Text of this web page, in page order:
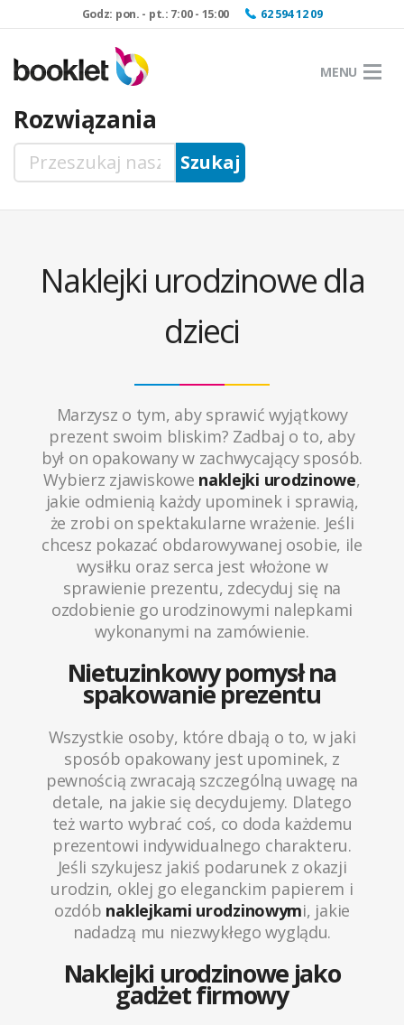
Godz: pon. - pt.: 7:00 - 15:00 62 594 12 09
MENU
Rozwiązania
Naklejki urodzinowe dla
dzieci
Marzysz o tym, aby sprawić wyjątkowy
prezent swoim bliskim? Zadbaj o to, aby
był on opakowany w zachwycający sposób.
Wybierz zjawiskowe naklejki urodzinowe,
jakie odmienią każdy upominek i sprawią,
że zrobi on spektakularne wrażenie. Jeśli
chcesz pokazać obdarowywanej osobie, ile
wysiłku oraz serca jest włożone w
sprawienie prezentu, zdecyduj się na
ozdobienie go urodzinowymi nalepkami
wykonanymi na zamówienie.
Nietuzinkowy pomysł na
spakowanie prezentu
Wszystkie osoby, które dbają o to, w jaki
sposób opakowany jest upominek, z
pewnością zwracają szczególną uwagę na
detale, na jakie się decydujemy. Dlatego
też warto wybrać coś, co doda każdemu
prezentowi indywidualnego charakteru.
Jeśli szykujesz jakiś podarunek z okazji
urodzin, oklej go eleganckim papierem i
ozdób naklejkami urodzinowymi, jakie
nadadzą mu niezwykłego wyglądu.
Naklejki urodzinowe jako
gadżet firmowy